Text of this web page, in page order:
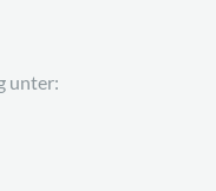
unter: